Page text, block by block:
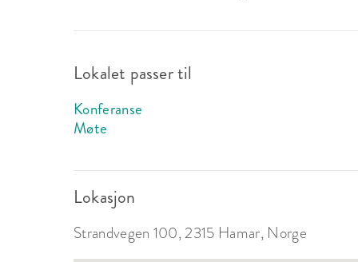
Lokalet passer til
Konferanse
Møte
Lokasjon
Strandvegen 100, 2315 Hamar, Norge